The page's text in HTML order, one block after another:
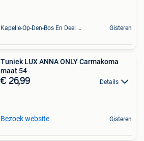
Kapelle-Op-Den-Bos En Deel Van Zemst Gisteren
Tuniek LUX ANNA ONLY Carmakoma
maat 54
€ 26,99 Details
Bezoek website Gisteren